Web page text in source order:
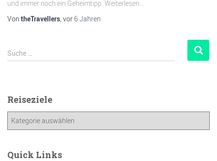
und immer noch ein Geheimtipp. Weiterlesen…
Von theTravellers , vor 6 Jahren
Suche …
Reiseziele
Quick Links